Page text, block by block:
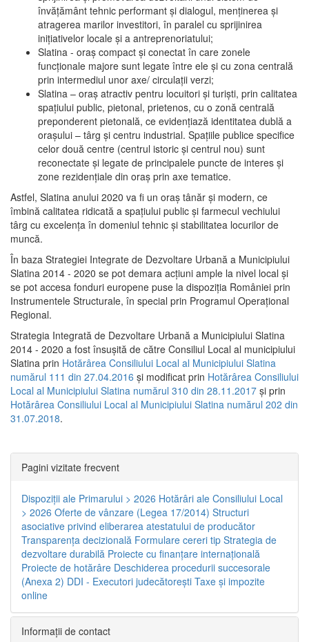
învăţământ tehnic performant şi dialogul, menţinerea şi
atragerea marilor investitori, în paralel cu sprijinirea
iniţiativelor locale şi a antreprenoriatului;
Slatina - oraş compact şi conectat în care zonele
funcţionale majore sunt legate între ele şi cu zona centrală
prin intermediul unor axe/ circulații verzi;
Slatina – oraş atractiv pentru locuitori şi turişti, prin calitatea
spaţiului public, pietonal, prietenos, cu o zonă centrală
preponderent pietonală, ce evidenţiază identitatea dublă a
oraşului – târg şi centru industrial. Spaţiile publice specifice
celor două centre (centrul istoric şi centrul nou) sunt
reconectate şi legate de principalele puncte de interes şi
zone rezidenţiale din oraş prin axe tematice.
Astfel, Slatina anului 2020 va fi un oraş tânăr şi modern, ce
îmbină calitatea ridicată a spaţiului public şi farmecul vechiului
târg cu excelenţa în domeniul tehnic şi stabilitatea locurilor de
muncă.
În baza Strategiei Integrate de Dezvoltare Urbană a Municipiului
Slatina 2014 - 2020 se pot demara acţiuni ample la nivel local şi
se pot accesa fonduri europene puse la dispoziţia României prin
Instrumentele Structurale, în special prin Programul Operațional
Regional.
Strategia Integrată de Dezvoltare Urbană a Municipiului Slatina
2014 - 2020 a fost însuşită de către Consiliul Local al municipiului
Slatina prin Hotărârea Consiliului Local al Municipiului Slatina
numărul 111 din 27.04.2016 și modificat prin Hotărârea Consiliului
Local al Municipiului Slatina numărul 310 din 28.11.2017 și prin
Hotărârea Consiliului Local al Municipiului Slatina numărul 202 din
31.07.2018.
Pagini vizitate frecvent
Dispoziţii ale Primarului > 2026 Hotărâri ale Consiliului Local
> 2026 Oferte de vânzare (Legea 17/2014) Structuri
asociative privind eliberarea atestatului de producător
Transparenţa decizională Formulare cereri tip Strategia de
dezvoltare durabilă Proiecte cu finanţare internaţională
Proiecte de hotărâre Deschiderea procedurii succesorale
(Anexa 2) DDI - Executori judecătorești Taxe şi impozite
online
Informaţii de contact